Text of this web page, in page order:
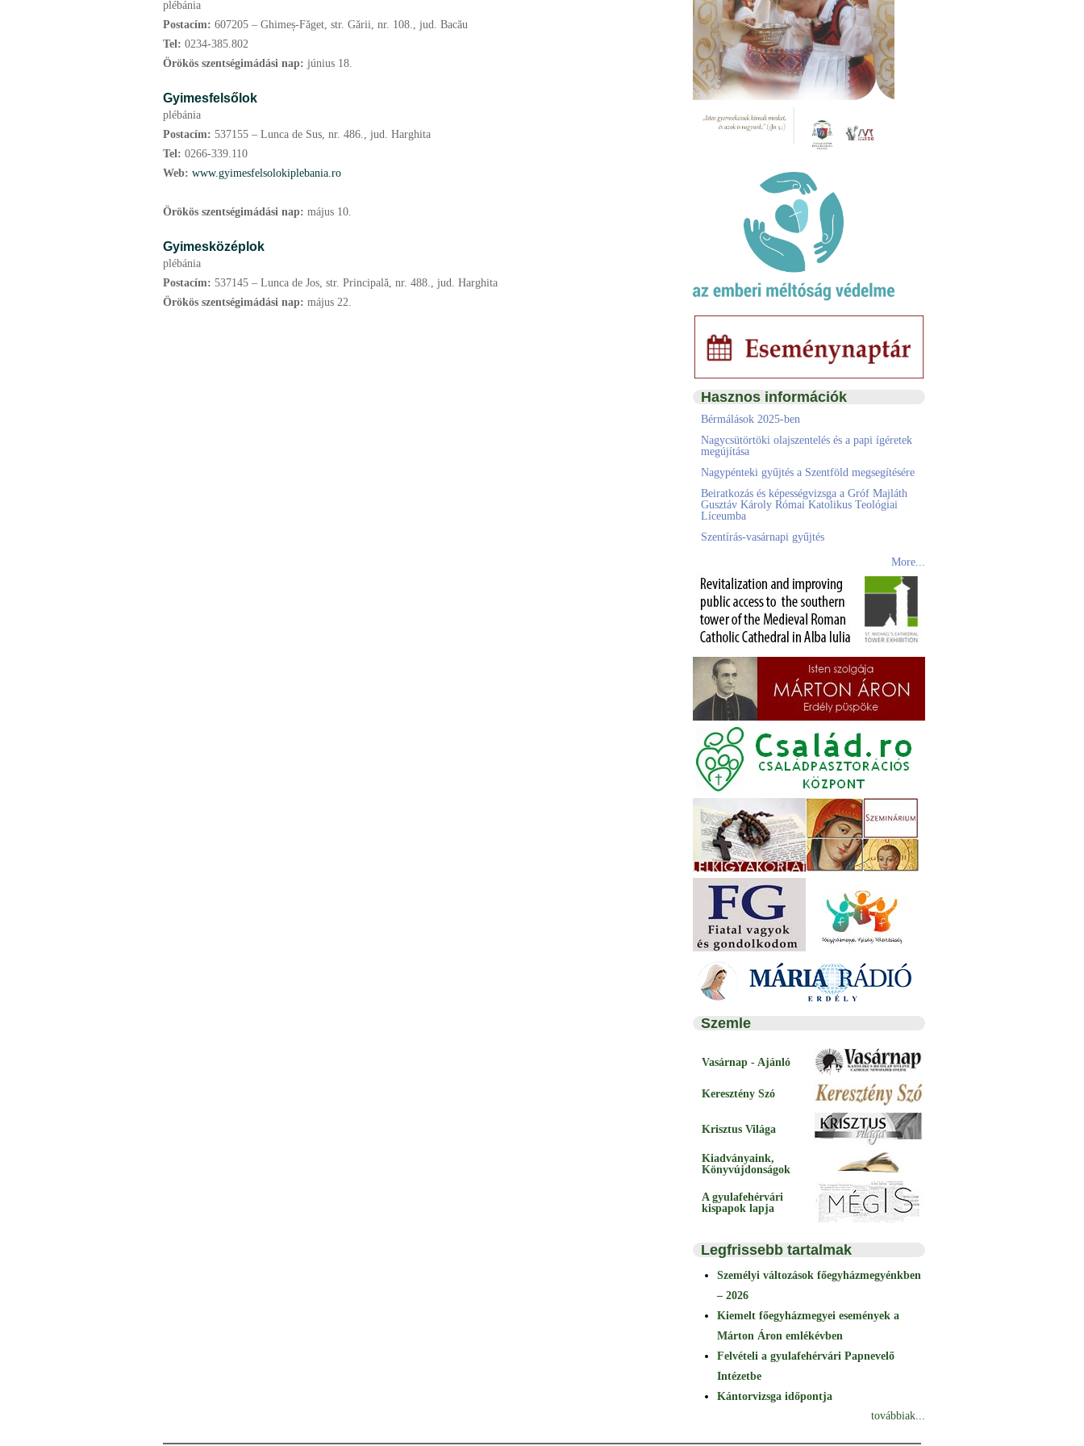
plébánia
Postacím: 607205 – Ghimeș-Făget, str. Gării, nr. 108., jud. Bacău
Tel: 0234-385.802
Örökös szentségimádási nap: június 18.
Gyimesfelsőlok
plébánia
Postacím: 537155 – Lunca de Sus, nr. 486., jud. Harghita
Tel: 0266-339.110
Web: www.gyimesfelsolokiplebania.ro
Örökös szentségimádási nap: május 10.
Gyimesközéplok
plébánia
Postacím: 537145 – Lunca de Jos, str. Principală, nr. 488., jud. Harghita
Örökös szentségimádási nap: május 22.
Hasznos információk
Bérmálások 2025-ben
Nagycsütörtöki olajszentelés és a papi ígéretek
megújítása
Nagypénteki gyűjtés a Szentföld megsegítésére
Beiratkozás és képességvizsga a Gróf Majláth
Gusztáv Károly Római Katolikus Teológiai
Líceumba
Szentírás-vasárnapi gyűjtés
More...
Szemle
Vasárnap - Ajánló
Keresztény Szó
Krisztus Világa
Kiadványaink,
Könyvújdonságok
A gyulafehérvári
kispapok lapja
Legfrissebb tartalmak
Személyi változások főegyházmegyénkben
– 2026
Kiemelt főegyházmegyei események a
Márton Áron emlékévben
Felvételi a gyulafehérvári Papnevelő
Intézetbe
Kántorvizsga időpontja
továbbiak...